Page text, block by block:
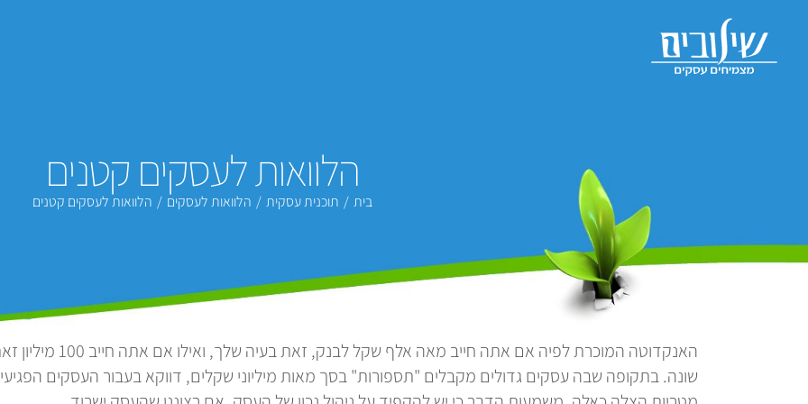
הלוואות לעסקים קטנים
בית / תוכנית עסקית / הלוואות לעסקים / הלוואות לעסקים קטנים
האנקדוטה המוכרת
שונה. בתקופה שבה עסקים גדולים מקבלים "תספורות" בסך מאות מיליוני שקלים, דווקא בעבור העסקים